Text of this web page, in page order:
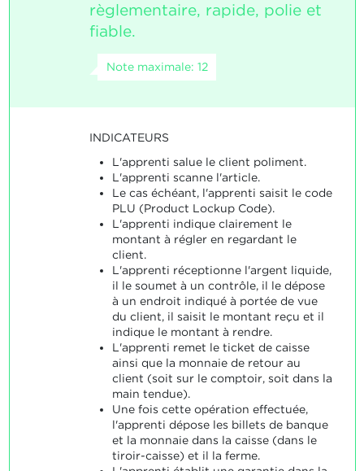
règlementaire, rapide, polie et
fiable.
Note maximale: 12
INDICATEURS
L'apprenti salue le client poliment.
L'apprenti scanne l'article.
Le cas échéant, l'apprenti saisit le code
PLU (Product Lockup Code).
L'apprenti indique clairement le
montant à régler en regardant le
client.
L'apprenti réceptionne l'argent liquide,
il le soumet à un contrôle, il le dépose
à un endroit indiqué à portée de vue
du client, il saisit le montant reçu et il
indique le montant à rendre.
L'apprenti remet le ticket de caisse
ainsi que la monnaie de retour au
client (soit sur le comptoir, soit dans la
main tendue).
Une fois cette opération effectuée,
l'apprenti dépose les billets de banque
et la monnaie dans la caisse (dans le
tiroir-caisse) et il la ferme.